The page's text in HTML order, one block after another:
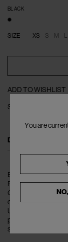
BLACK
SIZE XS S M L
ADD TO WISHLIST
SHARE
DESCRIPTION
Entra nel mondo
PAUL GAULTIER.
Questo capo chic è
creare
Un connubio di
per creare una
stagionali.
You are